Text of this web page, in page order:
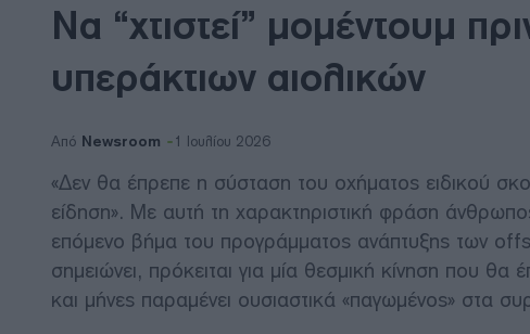
Να “χτιστεί” μομέντουμ
υπεράκτιων αιολικών
Από Newsroom 1 Ιουλίου 2026
«Δεν θα έπρεπε η σύσταση του οχήματος ειδικού
είδηση». Με αυτή τη χαρακτηριστική φράση
επόμενο βήμα του προγράμματος ανάπτυξης των
σημειώνει, πρόκειται για μία θεσμική κίνηση που
και μήνες παραμένει ουσιαστικά «παγωμένος» στα